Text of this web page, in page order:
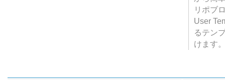
リポブ
User
るテン
けます